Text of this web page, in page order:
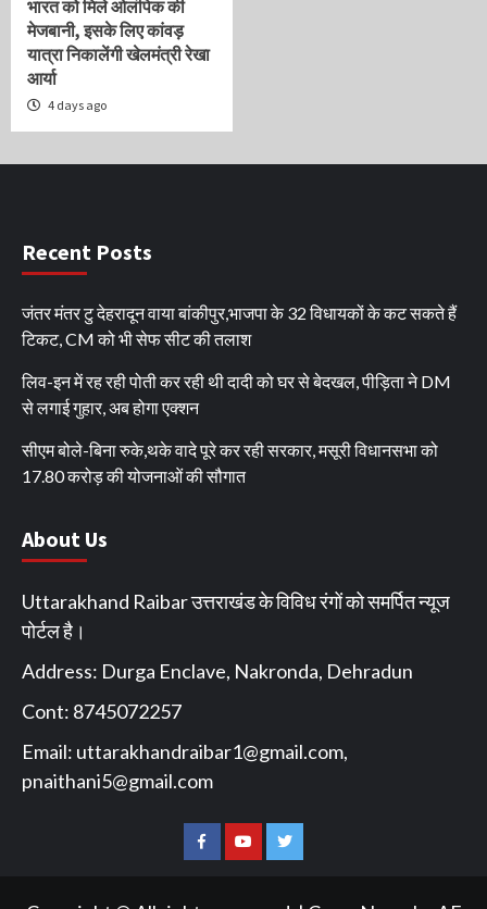
भारत को मिले ओलंपिक की
मेजबानी, इसके लिए कांवड़
यात्रा निकालेंगी खेलमंत्री रेखा
आर्या
4 days ago
Recent Posts
जंतर मंतर टु देहरादून वाया बांकीपुर,भाजपा के 32 विधायकों के कट सकते हैं
टिकट, CM को भी सेफ सीट की तलाश
लिव-इन में रह रही पोती कर रही थी दादी को घर से बेदखल, पीड़िता ने DM
से लगाई गुहार, अब होगा एक्शन
सीएम बोले-बिना रुके,थके वादे पूरे कर रही सरकार, मसूरी विधानसभा को
17.80 करोड़ की योजनाओं की सौगात
About Us
Uttarakhand Raibar उत्तराखंड के विविध रंगों को समर्पित न्यूज
पोर्टल है।
Address: Durga Enclave, Nakronda, Dehradun
Cont: 8745072257
Email: uttarakhandraibar1@gmail.com,
pnaithani5@gmail.com
Facebook
You
Twitter